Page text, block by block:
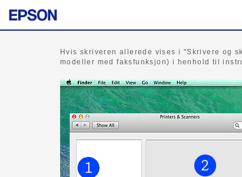
Hvis skriveren allerede vises i "Skrivere og
modeller med faksfunksjon) i henhold til